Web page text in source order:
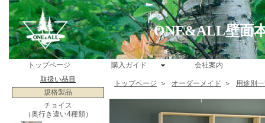
ONE&ALL壁面
トップページ 購入ガイド
会社案内
取扱い品目
規格製品
チョイス
（奥行き違い4種類）
トップページ ＞ オーダーメイド ＞ 用途別